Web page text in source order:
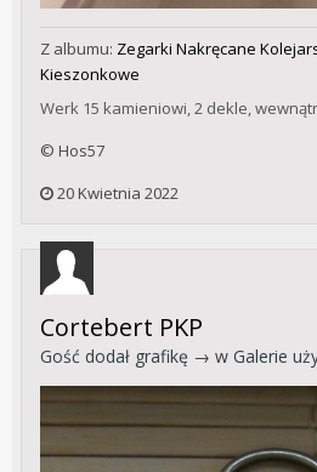
Z albumu: Zegarki Nakręcane
Kieszonkowe
Werk 15 kamieniowi, 2 dekle,
© Hos57
20 Kwietnia 2022
Cortebert PKP
Gość dodał grafikę → w Galerie